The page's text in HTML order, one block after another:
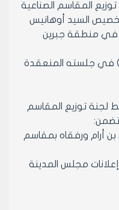
المقاسم الصناعية
والمتصمن تخصيص السيد أوهانيس
في منطقة جبرين
في جلسته المنعقدة
لجنة توزيع المقاسم
أرام ورفقاه بمقاسم
إعلانات مجلس المدينة